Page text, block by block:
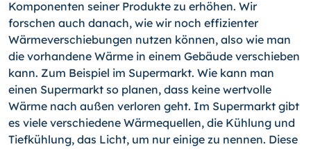
Komponenten seiner Produkte zu erhöhen. Wir
forschen auch danach, wie wir noch effizienter
Wärmeverschiebungen nutzen können, also wie man
die vorhandene Wärme in einem Gebäude verschieben
kann. Zum Beispiel im Supermarkt. Wie kann man
einen Supermarkt so planen, dass keine wertvolle
Wärme nach außen verloren geht. Im Supermarkt gibt
es viele verschiedene Wärmequellen, die Kühlung und
Tiefkühlung, das Licht, um nur einige zu nennen. Diese